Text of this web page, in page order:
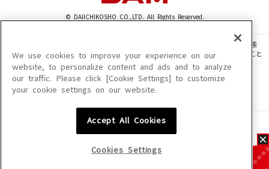
© DAIICHIKOSHO CO.,LTD. All Rights Reserved.
このサイトに掲載されている一切の文章・画像・写真・動画・音声等を、手段や形態
を問わず、著作権法の定める範囲を超えて無断で複製、転載、ファイル化などすること
を禁じます。
楽曲及びコンテンツは、機種によりご利用いただけない場合があります。
楽曲及びコンテンツの配信日、配信内容が変更になる場合があります。
We use cookies to improve your experience on our
website, to personalize content and ads and to analyze
our traffic. Please click [Cookie Settings] to customize
your cookie settings on our website.
Accept All Cookies
Cookies Settings